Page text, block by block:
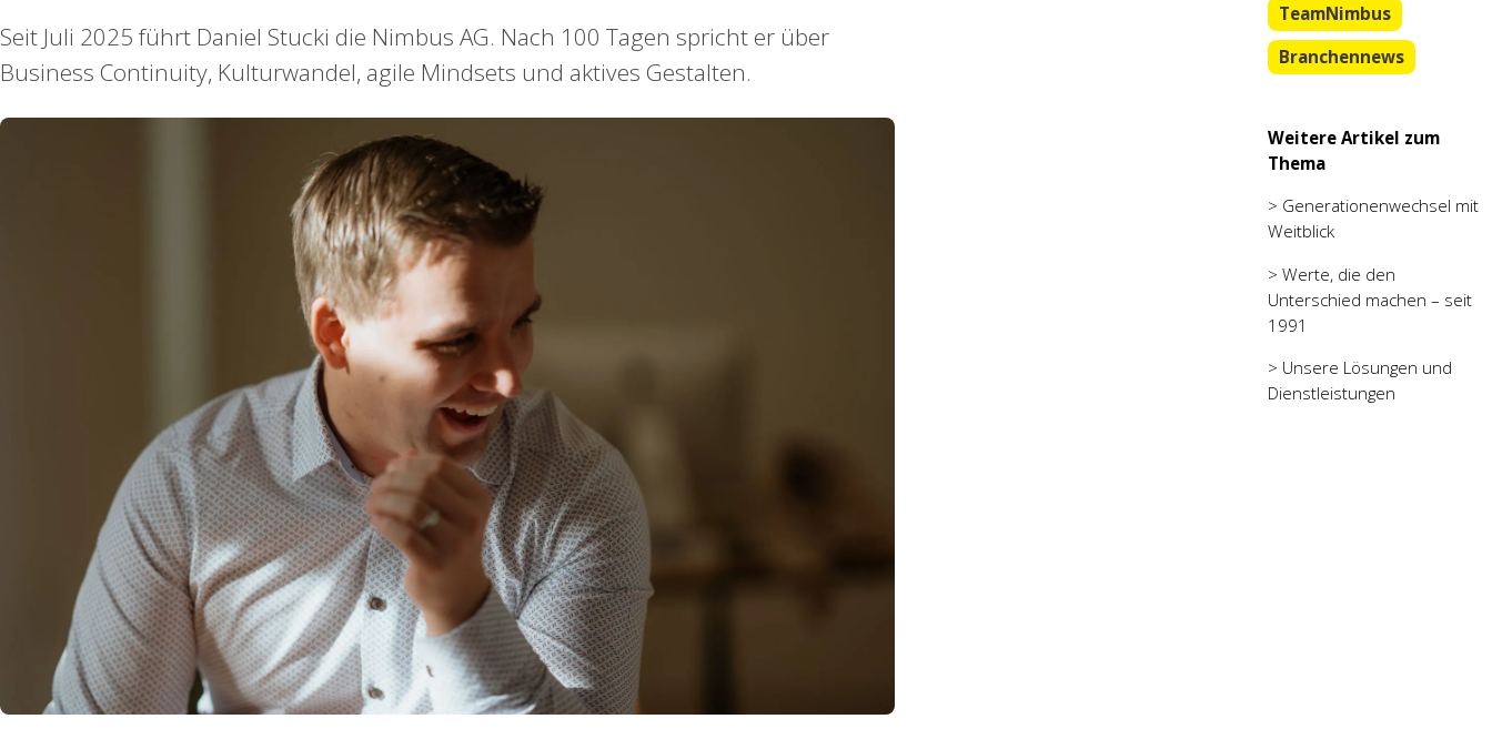
Seit Juli 2025 führt Daniel Stucki die Nimbus AG. Nach 100 Tagen spricht er über
Business Continuity, Kulturwandel, agile Mindsets und aktives Gestalten.
TeamNimbus
Branchennews
Weitere Artikel zum
Thema
> Generationenwechsel mit
Weitblick
> Werte, die den
Unterschied machen – seit
1991
> Unsere Lösungen und
Dienstleistungen